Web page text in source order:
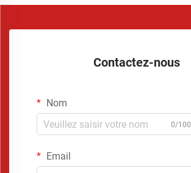
Contactez-nous
Nom
0/100
Email